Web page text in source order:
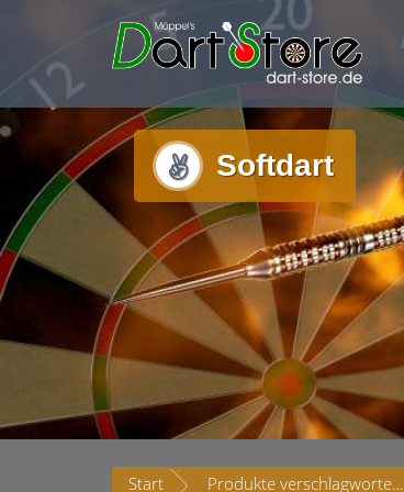
Softdart
Start Produkte verschlagwortet mit „Softdart“